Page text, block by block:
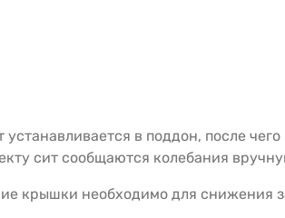
устанавливается в поддон, после
сит сообщаются колебания
крышки необходимо для снижения